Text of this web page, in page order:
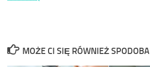
MOŻE CI SIĘ RÓWNIEŻ SPODOBA